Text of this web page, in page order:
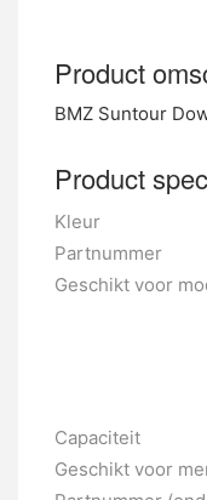
Product
BMZ Suntour
Product
Kleur
Partnummer
Geschikt voor
Capaciteit
Geschikt voor